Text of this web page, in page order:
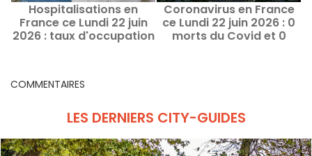
Hospitalisations en
France ce Lundi 22 juin
2026 : taux d'occupation
Coronavirus en France
ce Lundi 22 juin 2026 : 0
morts du Covid et 0
COMMENTAIRES
LES DERNIERS CITY-GUIDES